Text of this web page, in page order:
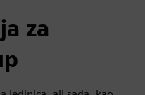
za